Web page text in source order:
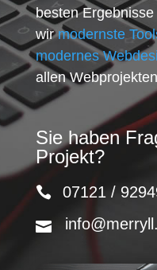
besten
wirmodernste
modernes
allen
Sie haben
Projekt?
07121 /